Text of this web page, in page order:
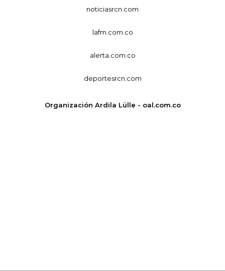
noticiasrcn.com
lafm.com.co
alerta.com.co
deportesrcn.com
Organización Ardila Lülle - oal.com.co